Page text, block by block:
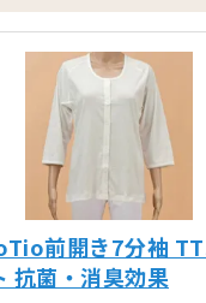
前開き7分袖
抗菌・消臭効果